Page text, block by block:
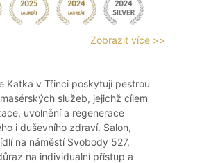
Zobrazit více >>
Katka v Třinci poskytují pestrou
služeb, jejichž cílem
uvolnění a regenerace
i duševního zdraví. Salon,
na náměstí Svobody 527,
na individuální přístup a